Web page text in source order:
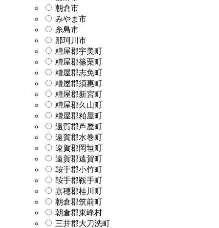
朝倉市
みやま市
糸島市
那珂川市
糟屋郡宇美町
糟屋郡篠栗町
糟屋郡志免町
糟屋郡須惠町
糟屋郡新宮町
糟屋郡久山町
糟屋郡粕屋町
遠賀郡芦屋町
遠賀郡水巻町
遠賀郡岡垣町
遠賀郡遠賀町
鞍手郡小竹町
鞍手郡鞍手町
嘉穂郡桂川町
朝倉郡筑前町
朝倉郡東峰村
三井郡大刀洗町